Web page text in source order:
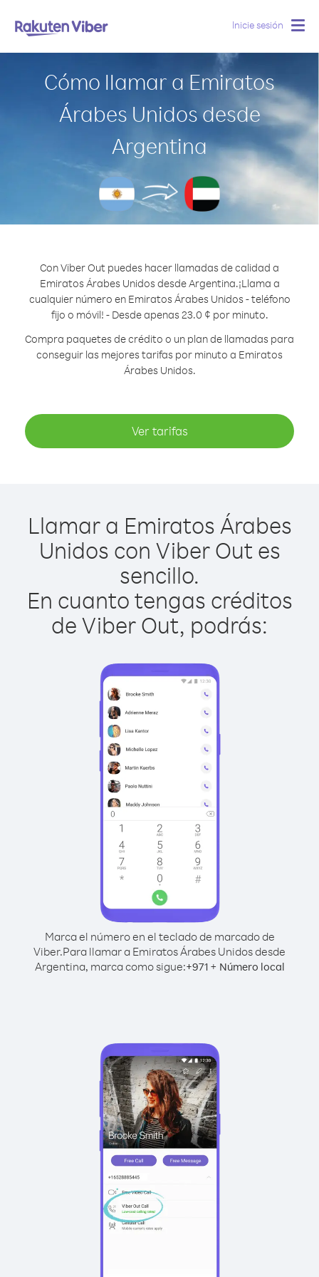
Inicie sesión
Cómo llamar a Emiratos
Árabes Unidos desde
Argentina
Con Viber Out puedes hacer llamadas de calidad a
Emiratos Árabes Unidos desde Argentina.¡Llama a
cualquier número en Emiratos Árabes Unidos - teléfono
fijo o móvil! - Desde apenas 23.0 ¢ por minuto.
Compra paquetes de crédito o un plan de llamadas para
conseguir las mejores tarifas por minuto a Emiratos
Árabes Unidos.
Ver tarifas
Llamar a Emiratos Árabes
Unidos con Viber Out es
sencillo.
En cuanto tengas créditos
de Viber Out, podrás:
Marca el número en el teclado de marcado de
Viber.Para llamar a Emiratos Árabes Unidos desde
Argentina, marca como sigue:+971+ Número local